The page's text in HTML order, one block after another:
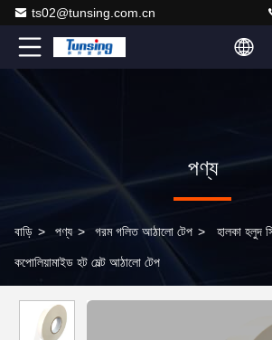
ts02@tunsing.com.cn
পণ্য
বাড়ি > পণ্য > গরম গলিত আঠালো টেপ > হালকা হলুদ
কপোলিয়ামাইড হট মেল্ট আঠালো টেপ